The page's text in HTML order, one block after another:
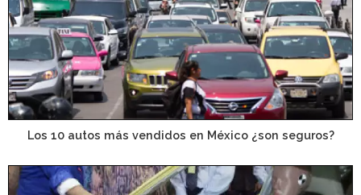
Los 10 autos más vendidos en México ¿son seguros?